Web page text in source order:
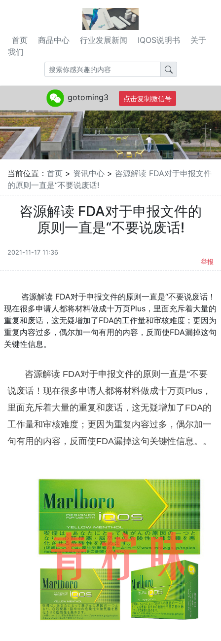
首页 商品中心 行业发展新闻 IQOS说明书
关于
我们
当前位置： 首页 > 资讯中心 > 咨源解读 FDA对于申报文件
的原则一直是“不要说废话!
咨源解读 FDA对于申报文件的
原则一直是“不要说废话!
2021-11-17 11:36
举报
咨源解读 FDA对于申报文件的原则一直是“不要说废话！
现在很多申请人都将材料做成十万页Plus，里面充斥着大量的
重复和废话，这无疑增加了FDA的工作量和审核难度；更因为
重复内容过多，偶尔加一句有用的内容，反而使FDA漏掉这句
关键性信息。
咨源解读 FDA对于申报文件的原则一直是“不要
说废话！现在很多申请人都将材料做成十万页Plus，
里面充斥着大量的重复和废话，这无疑增加了FDA的
工作量和审核难度；更因为重复内容过多，偶尔加一
句有用的内容，反而使FDA漏掉这句关键性信息。。
gotoming3 点击复制微信号